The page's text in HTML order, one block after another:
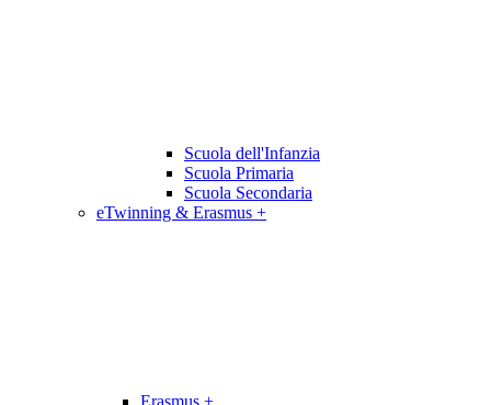
Scuola dell'Infanzia
Scuola Primaria
Scuola Secondaria
eTwinning & Erasmus +